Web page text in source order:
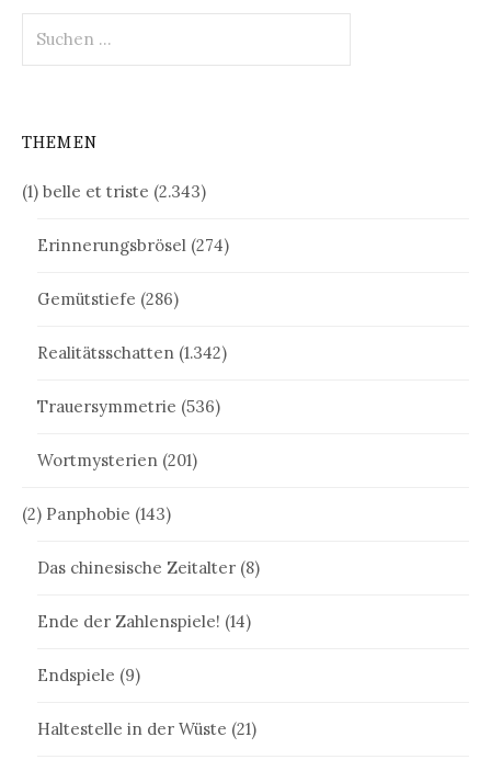
nach:
THEMEN
(1) belle et triste (2.343)
Erinnerungsbrösel (274)
Gemütstiefe (286)
Realitätsschatten (1.342)
Trauersymmetrie (536)
Wortmysterien (201)
(2) Panphobie (143)
Das chinesische Zeitalter (8)
Ende der Zahlenspiele! (14)
Endspiele (9)
Haltestelle in der Wüste (21)